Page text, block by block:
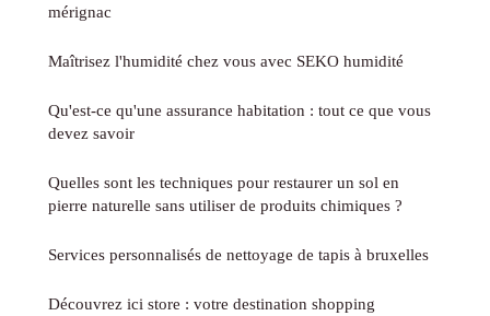
mérignac
Maîtrisez l'humidité chez vous avec SEKO humidité
Qu'est-ce qu'une assurance habitation : tout ce que vous
devez savoir
Quelles sont les techniques pour restaurer un sol en
pierre naturelle sans utiliser de produits chimiques ?
Services personnalisés de nettoyage de tapis à bruxelles
Découvrez ici store : votre destination shopping